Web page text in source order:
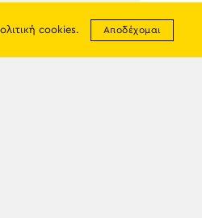
cookies. Αποδέχομαι